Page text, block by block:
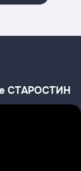
СТАРОСТИН